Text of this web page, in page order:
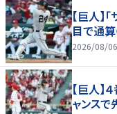
【巨人】
目で通算
2026/08/
【巨人】
ャンスで